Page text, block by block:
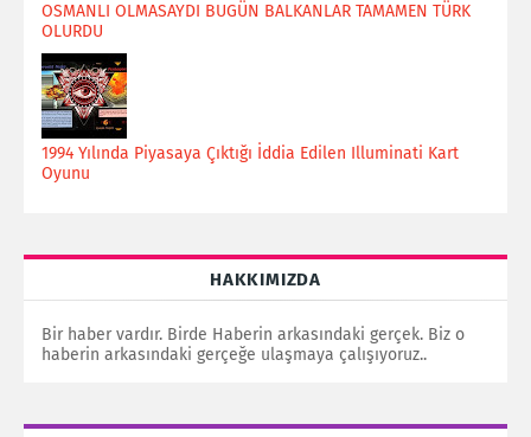
OSMANLI OLMASAYDI BUGÜN BALKANLAR TAMAMEN TÜRK
OLURDU
1994 Yılında Piyasaya Çıktığı İddia Edilen Illuminati Kart
Oyunu
HAKKIMIZDA
Bir haber vardır. Birde Haberin arkasındaki gerçek. Biz o
haberin arkasındaki gerçeğe ulaşmaya çalışıyoruz..